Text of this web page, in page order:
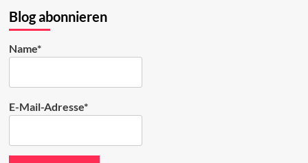
ansehen
Blog abonnieren
Name*
E-Mail-Adresse*